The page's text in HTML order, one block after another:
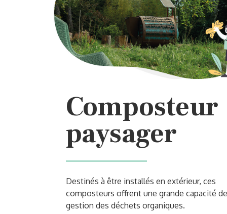
Composteur
paysager
Destinés à être installés en extérieur, ces
composteurs offrent une grande capacité de
gestion des déchets organiques.